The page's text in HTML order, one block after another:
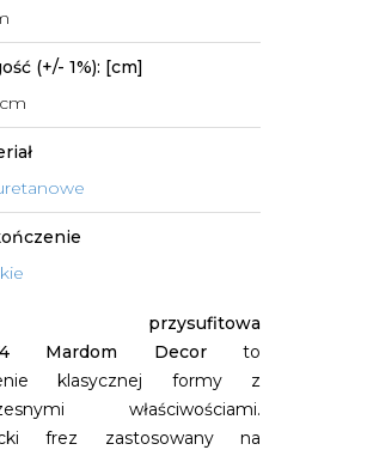
(+/- 1%): [cm]
przysufitowa
Mardom Decorto
klasycznej formy z
właściwościami.
frez zastosowany na